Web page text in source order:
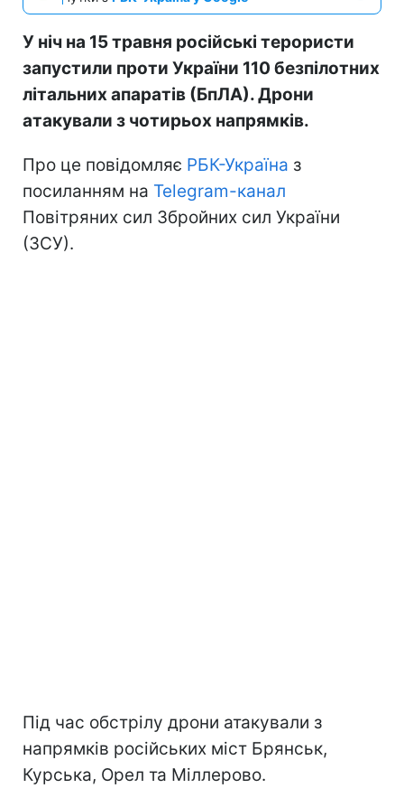
У ніч на 15 травня російські терористи
запустили проти України 110 безпілотних
літальних апаратів (БпЛА). Дрони
атакували з чотирьох напрямків.
Про це повідомляє РБК-Україна з
посиланням на Telegram-канал
Повітряних сил Збройних сил України
(ЗСУ).
Під час обстрілу дрони атакували з
напрямків російських міст Брянськ,
Курська, Орел та Міллерово.